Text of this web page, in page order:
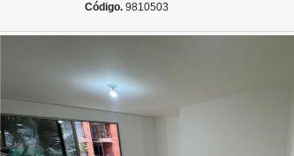
Código. 9810503